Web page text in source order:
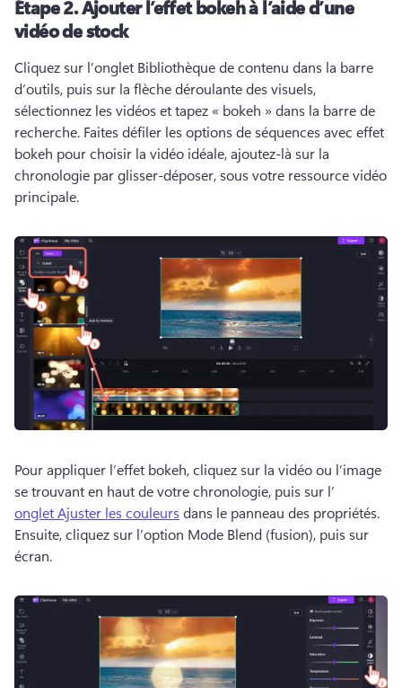
Étape 2.Ajouter l’effet bokeh à l’aide d’une
vidéo de stock
Cliquez sur l’onglet Bibliothèque de contenu dans la barre
d’outils, puis sur la flèche déroulante des visuels,
sélectionnez les vidéos et tapez « bokeh » dans la barre de
recherche. Faites défiler les options de séquences avec effet
bokeh pour choisir la vidéo idéale, ajoutez-là sur la
chronologie par glisser-déposer, sous votre ressource vidéo
principale.
Pour appliquer l’effet bokeh, cliquez sur la vidéo ou l’image
se trouvant en haut de votre chronologie, puis sur l’
onglet Ajuster les couleurs dans le panneau des propriétés
Ensuite, cliquez sur l’option Mode Blend (fusion), puis sur
écran.